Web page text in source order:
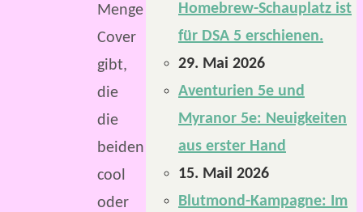
Menge
Cover
gibt,
die
die
beiden
cool
oder
Homebrew-Schauplatz ist
für DSA 5 erschienen.
29. Mai 2026
Aventurien 5e und
Myranor 5e: Neuigkeiten
aus erster Hand
15. Mail 2026
Blutmond-Kampagne: Im